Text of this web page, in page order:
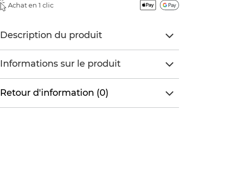
Achat en 1 clic
Description du produit
Informations sur le produit
Retour d'information (0)